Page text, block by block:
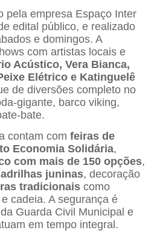
pela empresa Espaço Inter
edital público, e realizado
e domingos. A
com artistas locais e
Acústico, Vera Bianca,
Elétrico e Katinguelê
de diversões completo no
gigante, barco viking,
bate.
contam com feiras de
Economia Solidária,
com mais de 150 opções,
juninas, decoração
tradicionais como
cadeia. A segurança é
Guarda Civil Municipal e
em tempo integral.